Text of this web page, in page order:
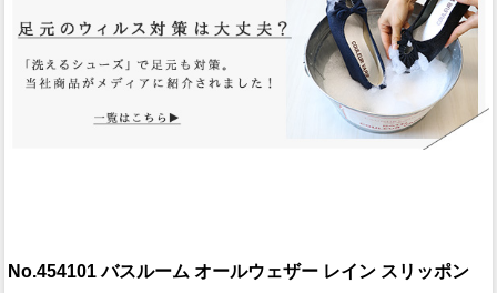
No.454101 バスルーム オールウェザー レイン スリッポン